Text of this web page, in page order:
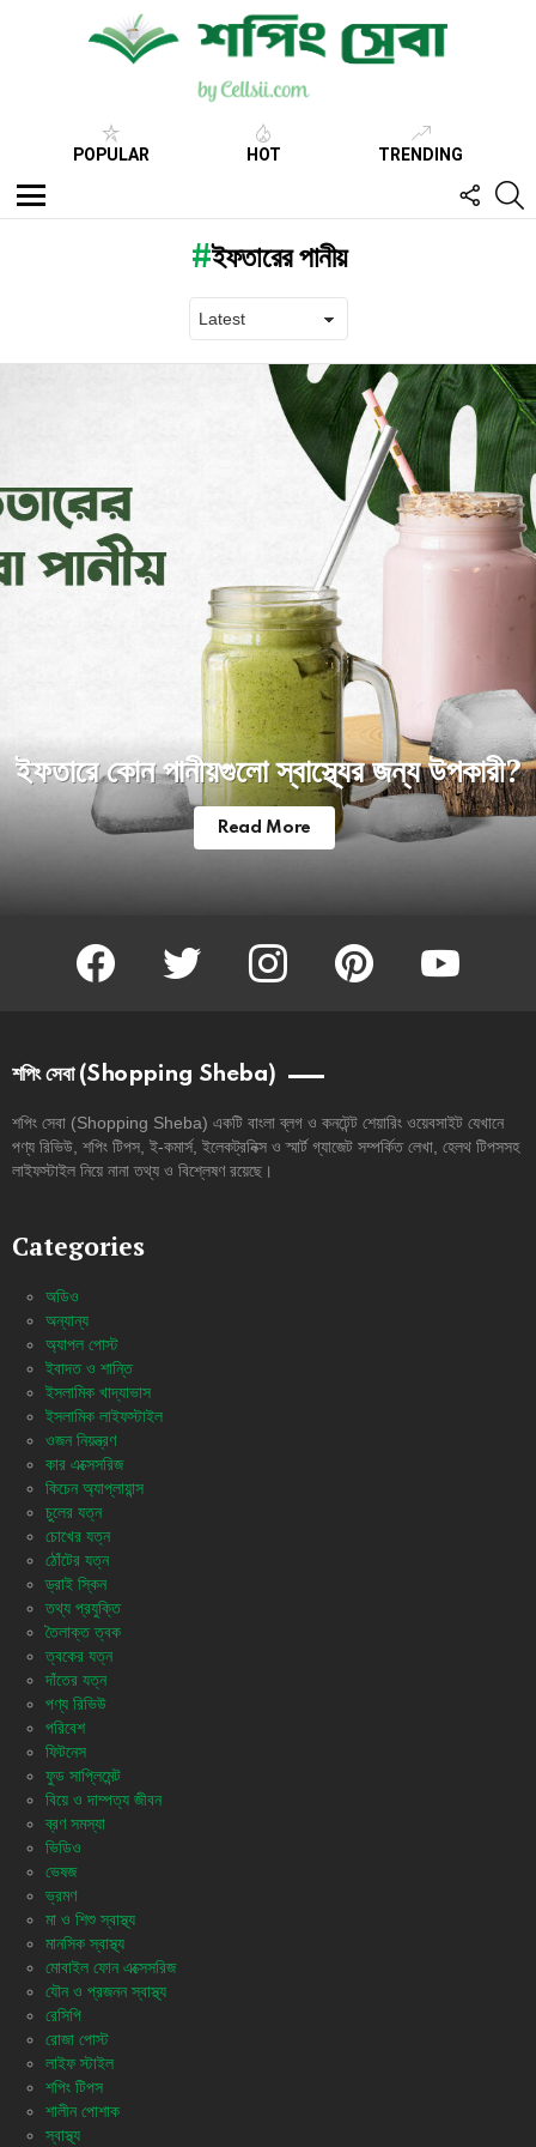
POPULAR HOT TRENDING
Menu
US
ইফতারের পানীয়
Latest
stories
ইফতারে কোন পানীয়গুলো স্বাস্থ্যের জন্য উপকারী?
Read More
facebook twitter instagram pinterest youtube
শপিং সেবা (Shopping Sheba)
শপিং সেবা (Shopping Sheba) একটি বাংলা ব্লগ ও কনটেন্ট শেয়ারিং ওয়েবসাইট যেখানে
পণ্য রিভিউ, শপিং টিপস, ই-কমার্স, ইলেকট্রনিক্স ও স্মার্ট গ্যাজেট সম্পর্কিত লেখা, হেলথ টিপসসহ
লাইফস্টাইল নিয়ে নানা তথ্য ও বিশ্লেষণ রয়েছে।
Categories
অডিও
অন্যান্য
অ্যাপল পোস্ট
ইবাদত ও শান্তি
ইসলামিক খাদ্যাভাস
ইসলামিক লাইফস্টাইল
ওজন নিয়ন্ত্রণ
কার এক্সেসরিজ
কিচেন অ্যাপ্লায়ান্স
চুলের যত্ন
চোখের যত্ন
ঠোঁটের যত্ন
ড্রাই স্কিন
তথ্য প্রযুক্তি
তৈলাক্ত ত্বক
ত্বকের যত্ন
দাঁতের যত্ন
পণ্য রিভিউ
পরিবেশ
ফিটনেস
ফুড সাপ্লিমেন্ট
বিয়ে ও দাম্পত্য জীবন
ব্রণ সমস্যা
ভিডিও
ভেষজ
ভ্রমণ
মা ও শিশু স্বাস্থ্য
মানসিক স্বাস্থ্য
মোবাইল ফোন এক্সেসরিজ
যৌন ও প্রজনন স্বাস্থ্য
রেসিপি
রোজা পোস্ট
লাইফ স্টাইল
শপিং টিপস
শালীন পোশাক
স্বাস্থ্য